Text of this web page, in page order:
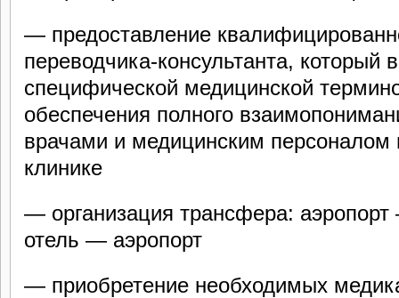
— предоставление
переводчика-консультанта, который
специфической медицинской
обеспечения полного
врачами и медицинским
клинике
— организация трансфера:
отель — аэропорт
— приобретение необходимых